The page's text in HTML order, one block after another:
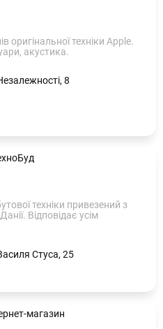
оригінальної техніки Apple.
акустика.
8
техніки привезений з
Відповідає усім
Стуса, 25